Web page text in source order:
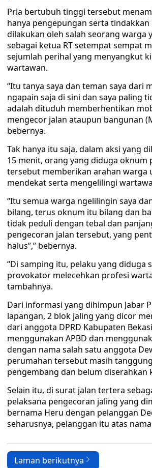
Pria bertubuh tinggi tersebut
hanya pengepungan serta
dilakukan oleh salah seorang warga
sebagai ketua RT setempat sempat
sejumlah perihal yang menyangkut
wartawan.
“Itu tanya saya dan teman saya dari
ngapain saja di sini dan saya paling
adalah dituduh memberhentikan
mengecor jalan ataupun bangunan
bebernya.
Tak hanya itu saja, dalam aksi yang
15 menit, orang yang diduga oknum
tersebut memberikan arahan warga
mendekat serta mengelilingi
“Itu semua warga ngelilingin saya
bilang, terus oknum itu bilang dan
tidak peduli dengan tebal dan
pengecoran jalan tersebut, yang
halus”,” bebernya.
“Di samping itu, pelaku yang diduga
provokator melecehkan profesi
tambahnya.
Dari informasi yang dihimpun Jabar
lapangan, 2 blok jaling yang dicor
dari anggota DPRD Kabupaten
menggunakan APBD dan
dengan nama salah satu anggota
perumahan tersebut masih
pengembang dan belum diserahkan
Selain itu, di surat jalan tertera
pelaksana pengecoran jaling yang
bernama Heru dengan pelanggan
seharusnya, pelanggan itu atas nama
Laman berikutnya